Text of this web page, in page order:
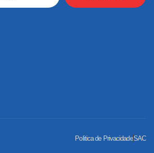
Politica de PrivacidadeSAC